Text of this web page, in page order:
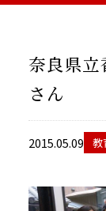
ご利用
当館に
当
メ
奈良県
さん
2015.05.09 教